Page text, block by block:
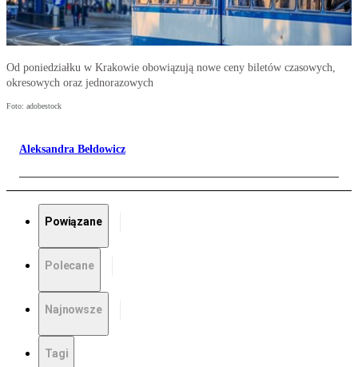
Od poniedziałku w Krakowie obowiązują nowe ceny biletów czasowych,
okresowych oraz jednorazowych
Foto: adobestock
Aleksandra Bełdowicz
Powiązane
Polecane
Najnowsze
Tagi